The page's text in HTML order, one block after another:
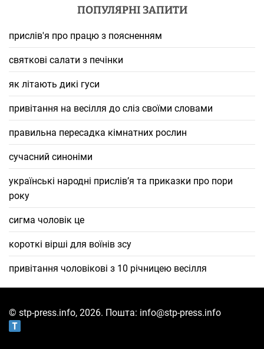
ПОПУЛЯРНІ ЗАПИТИ
прислів'я про працю з поясненням
святкові салати з печінки
як літають дикі гуси
привітання на весілля до сліз своїми словами
правильна пересадка кімнатних рослин
сучасний синоніми
українські народні прислів’я та приказки про пори
року
сигма чоловік це
короткі вірші для воїнів зсу
привітання чоловікові з 10 річницею весілля
© stp-press.info, 2026. Пошта: info@stp-press.info